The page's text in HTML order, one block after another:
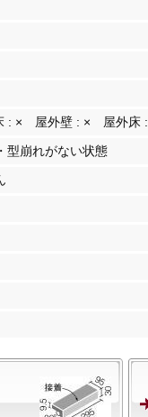
: × 屋外壁 : × 屋外床 :
型崩れがない状態